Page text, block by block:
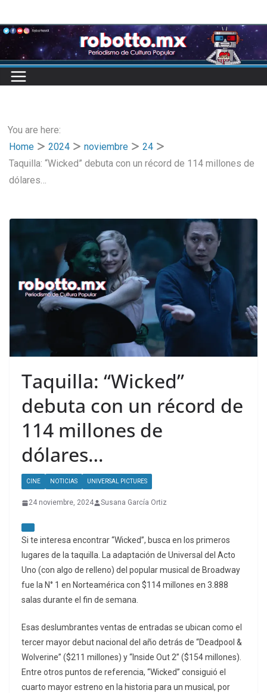
to
content
You are here:
Home
2024 noviembre
24
Taquilla: “Wicked” debuta con un récord de 114 millones de
dólares…
Taquilla: “Wicked”
debuta con un récord de
114 millones de
dólares…
CINE NOTICIAS UNIVERSAL PICTURES
24 noviembre, 2024 Susana García Ortiz
Si te interesa encontrar “Wicked”, busca en los primeros
lugares de la taquilla. La adaptación de Universal del Acto
Uno (con algo de relleno) del popular musical de Broadway
fue la N° 1 en Norteamérica con $114 millones en 3.888
salas durante el fin de semana.
Esas deslumbrantes ventas de entradas se ubican como el
tercer mayor debut nacional del año detrás de “Deadpool &
Wolverine” ($211 millones) y “Inside Out 2” ($154 millones).
Entre otros puntos de referencia, “Wicked” consiguió el
cuarto mayor estreno en la historia para un musical, por